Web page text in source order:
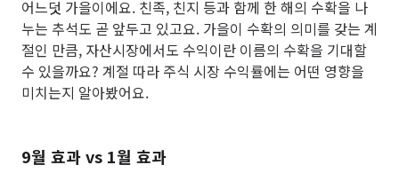
어느덧 가을이에요. 친족, 친지 등과 함께 한 해의 수확을 나
누는 추석도 곧 앞두고 있고요. 가을이 수확의 의미를 갖는 계
절인 만큼, 자산시장에서도 수익이란 이름의 수확을 기대할
수 있을까요? 계절 따라 주식 시장 수익률에는 어떤 영향을
미치는지 알아봤어요.
9월 효과 vs 1월 효과